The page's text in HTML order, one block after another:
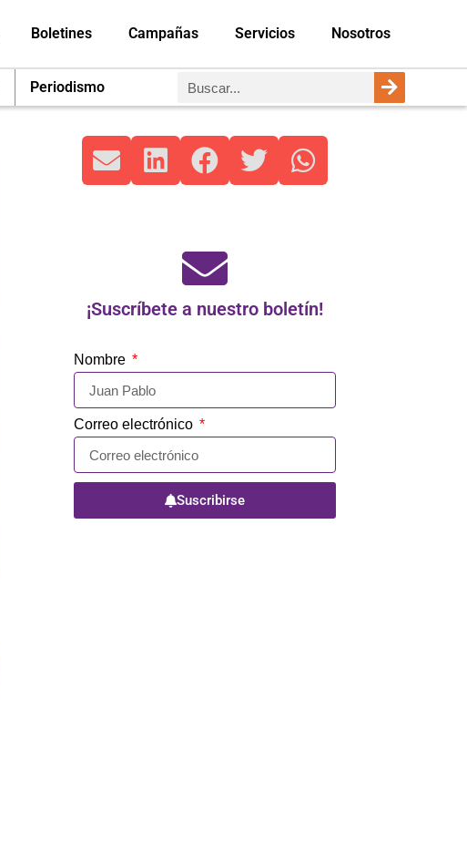
Boletines Campañas Servicios Nosotros
Periodismo
¡Suscríbete a nuestro boletín!
Nombre
Correo electrónico
Suscribirse